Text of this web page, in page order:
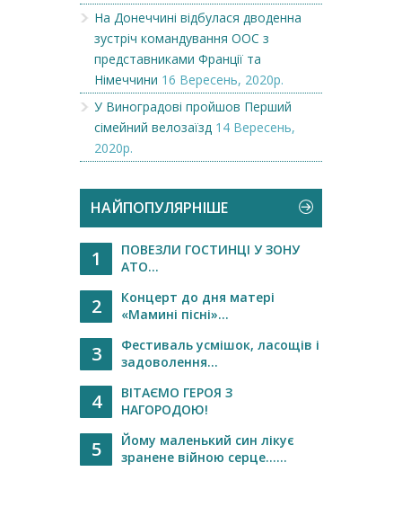
На Донеччині відбулася дводенна
зустріч командування ООС з
представниками Франції та
Німеччини 16 Вересень, 2020р.
У Виноградові пройшов Перший
сімейний велозаїзд 14 Вересень,
2020р.
НАЙПОПУЛЯРНІШЕ
1
ПОВЕЗЛИ ГОСТИНЦІ У ЗОНУ
АТО...
2
Концерт до дня матері
«Maмині пісні»...
3
Фестиваль усмішок, ласощів і
задоволення...
4
ВІТАЄМО ГЕРОЯ З
НАГОРОДОЮ!
5
Йому маленький син лікує
зранене війною серце…...